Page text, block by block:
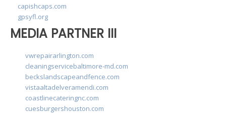
capishcaps.com
gpsyfl.org
MEDIA PARTNER III
vwrepairarlington.com
cleaningservicebaltimore-md.com
beckslandscapeandfence.com
vistaaltadelveramendi.com
coastlinecateringnc.com
cuesburgershouston.com